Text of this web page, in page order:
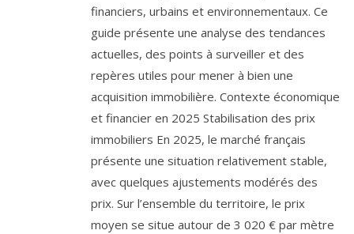
financiers, urbains et environnementaux. Ce
guide présente une analyse des tendances
actuelles, des points à surveiller et des
repères utiles pour mener à bien une
acquisition immobilière. Contexte économique
et financier en 2025 Stabilisation des prix
immobiliers En 2025, le marché français
présente une situation relativement stable,
avec quelques ajustements modérés des
prix. Sur l’ensemble du territoire, le prix
moyen se situe autour de 3 020 € par mètre